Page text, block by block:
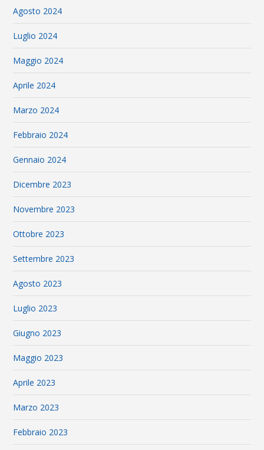
Agosto 2024
Luglio 2024
Maggio 2024
Aprile 2024
Marzo 2024
Febbraio 2024
Gennaio 2024
Dicembre 2023
Novembre 2023
Ottobre 2023
Settembre 2023
Agosto 2023
Luglio 2023
Giugno 2023
Maggio 2023
Aprile 2023
Marzo 2023
Febbraio 2023